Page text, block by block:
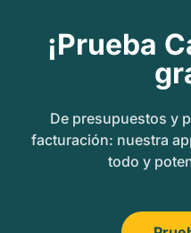
¡Prueba
De presupuestos y
facturación: nuestra
todo y